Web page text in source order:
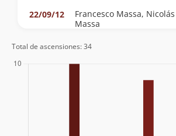
22/09/12
Francesco Massa,
Massa
01/07/12
Sergio Baez
Total de ascensiones: 34